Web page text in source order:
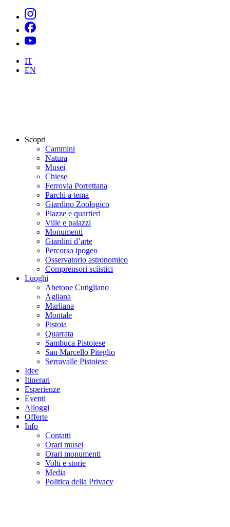
IT
EN
Scopri
Cammini
Natura
Musei
Chiese
Ferrovia Porrettana
Parchi a tema
Giardino Zoologico
Piazze e quartieri
Ville e palazzi
Monumenti
Giardini d’arte
Percorso ipogeo
Osservatorio astronomico
Comprensori sciistici
Luoghi
Abetone Cutigliano
Agliana
Marliana
Montale
Pistoia
Quarrata
Sambuca Pistoiese
San Marcello Piteglio
Serravalle Pistoiese
Idee
Itinerari
Esperienze
Eventi
Alloggi
Offerte
Info
Contatti
Orari musei
Orari monumenti
Volti e storie
Media
Politica della Privacy